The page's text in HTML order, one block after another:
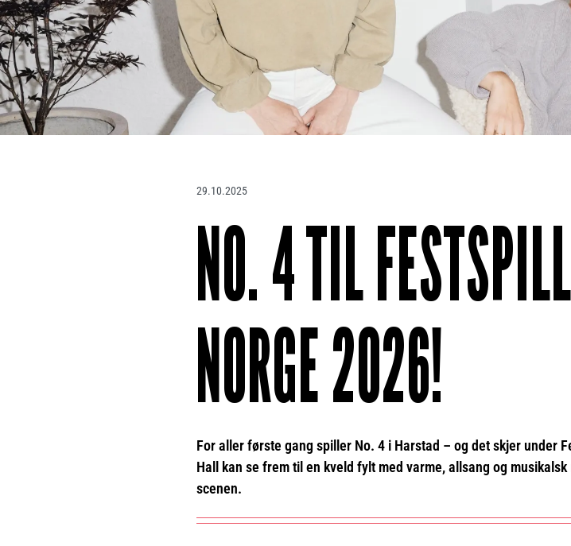
29.10.2025
NO. 4 TIL
NORGE 2026!
For aller første gang spiller No. 4 i Harstad – og det skjer under
Hall kan se frem til en kveld fylt med varme, allsang og
scenen.